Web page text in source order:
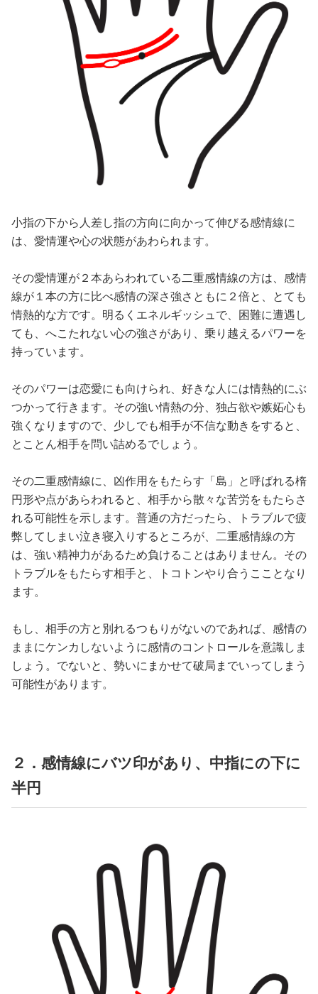
小指の下から人差し指の方向に向かって伸びる感情線に
は、愛情運や心の状態があわられます。
その愛情運が２本あらわれている二重感情線の方は、感情
線が１本の方に比べ感情の深さ強さともに２倍と、とても
情熱的な方です。明るくエネルギッシュで、困難に遭遇し
ても、へこたれない心の強さがあり、乗り越えるパワーを
持っています。
そのパワーは恋愛にも向けられ、好きな人には情熱的にぶ
つかって行きます。その強い情熱の分、独占欲や嫉妬心も
強くなりますので、少しでも相手が不信な動きをすると、
とことん相手を問い詰めるでしょう。
その二重感情線に、凶作用をもたらす「島」と呼ばれる楕
円形や点があらわれると、相手から散々な苦労をもたらさ
れる可能性を示します。普通の方だったら、トラブルで疲
弊してしまい泣き寝入りするところが、二重感情線の方
は、強い精神力があるため負けることはありません。その
トラブルをもたらす相手と、トコトンやり合うこことなり
ます。
もし、相手の方と別れるつもりがないのであれば、感情の
ままにケンカしないように感情のコントロールを意識しま
しょう。でないと、勢いにまかせて破局までいってしまう
可能性があります。
２．感情線にバツ印があり、中指にの下に
半円